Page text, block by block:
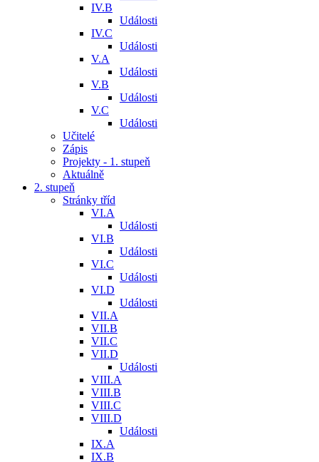
IV.B
Události
IV.C
Události
V.A
Události
V.B
Události
V.C
Události
Učitelé
Zápis
Projekty - 1. stupeň
Aktuálně
2. stupeň
Stránky tříd
VI.A
Události
VI.B
Události
VI.C
Události
VI.D
Události
VII.A
VII.B
VII.C
VII.D
Události
VIII.A
VIII.B
VIII.C
VIII.D
Události
IX.A
IX.B